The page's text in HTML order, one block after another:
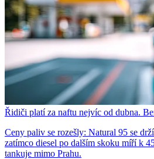
Řidiči platí za naftu nejvíc od dubna.
Ceny paliv se rozešly: Natural 95 se
zatímco diesel po dalším skoku míří k
tankuje mimo Prahu.